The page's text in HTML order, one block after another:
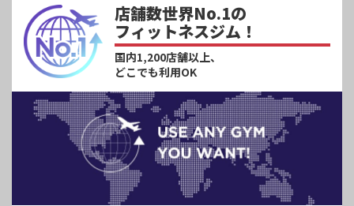
店舗数世界No.1の
フィットネスジム！
国内1,200店舗以上、
どこでも利用OK